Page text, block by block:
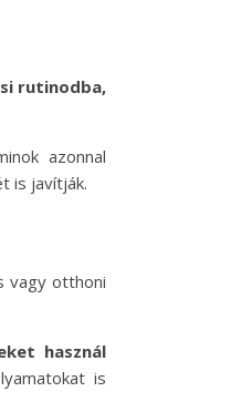
rutinodba,
azonnal
is javítják.
vagy otthoni
használ
is